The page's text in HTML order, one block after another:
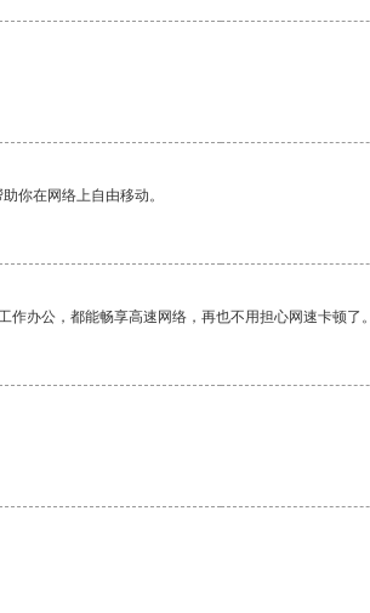
你在网络上自由移动。
办公，都能畅享高速网络，再也不用担心网速卡顿